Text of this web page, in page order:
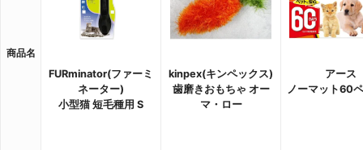
商品名
FURminator(ファーミ
ネーター)
小型猫 短毛種用 S
kinpex(キンペックス)
歯磨きおもちゃ オー
マ・ロー
アース
ノーマット60